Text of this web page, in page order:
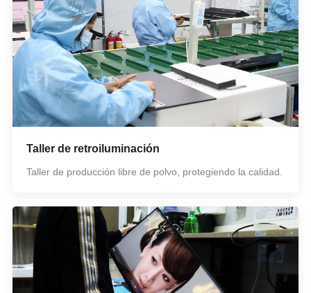
Taller de retroiluminación
Taller de producción libre de polvo, protegiendo la calidad.